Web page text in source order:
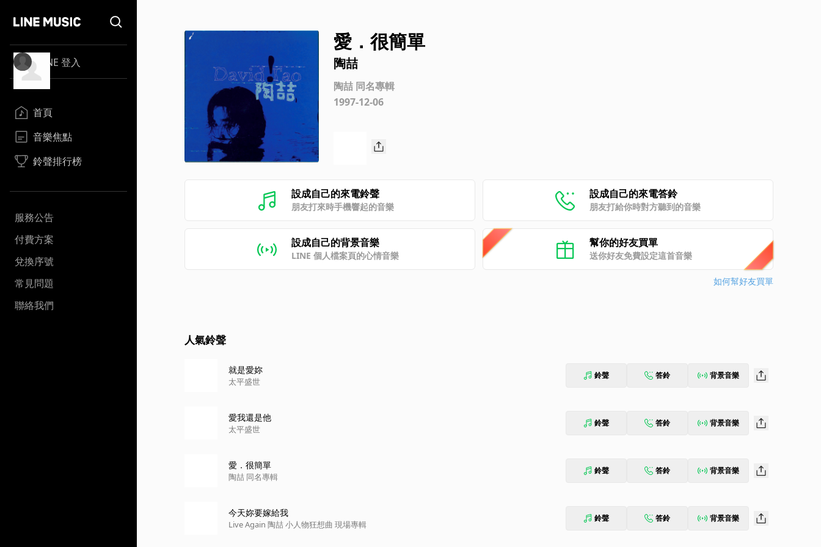
LINE 登入
首頁
音樂焦點
鈴聲排行榜
服務公告
付費方案
兌換序號
常見問題
聯絡我們
愛．很簡單
陶喆
陶喆 同名專輯
1997-12-06
設成自己的來電鈴聲
朋友打來時手機響起的音樂
設成自己的來電答鈴
朋友打給你時對方聽到的音樂
設成自己的背景音樂
LINE 個人檔案頁的心情音樂
幫你的好友買單
送你好友免費設定這首音樂
如何幫好友買單
人氣鈴聲
就是愛妳
太平盛世
鈴聲 答鈴 背景音樂
愛我還是他
太平盛世
鈴聲 答鈴 背景音樂
愛．很簡單
陶喆 同名專輯
鈴聲 答鈴 背景音樂
今天妳要嫁給我
Live Again 陶喆 小人物狂想曲 現場專輯
鈴聲 答鈴 背景音樂